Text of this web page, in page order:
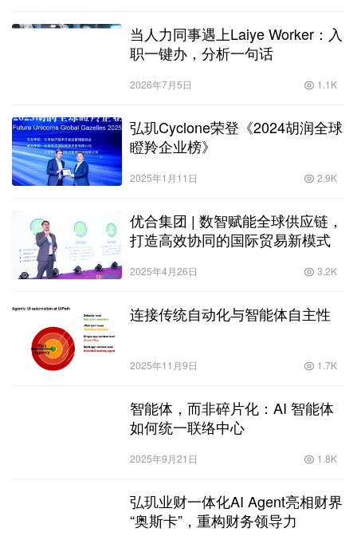
当人力同事遇上Laiye Worker：入
职一键办，分析一句话
2026年7月5日 1.1K
弘玑Cyclone荣登《2024胡润全球
瞪羚企业榜》
2025年1月11日 2.9K
优合集团 | 数智赋能全球供应链，
打造高效协同的国际贸易新模式
2025年4月26日 3.2K
连接传统自动化与智能体自主性
2025年11月9日 1.7K
智能体，而非碎片化：AI 智能体
如何统一联络中心
2025年9月21日 1.8K
弘玑业财一体化AI Agent亮相财界
“奥斯卡”，重构财务领导力